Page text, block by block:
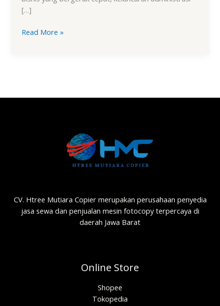
[…]
Read More »
CV. Htree Mutiara Copier merupakan perusahaan penyedia
jasa sewa dan penjualan mesin fotocopy terpercaya di
daerah Jawa Barat
Online Store
Shopee
Tokopedia